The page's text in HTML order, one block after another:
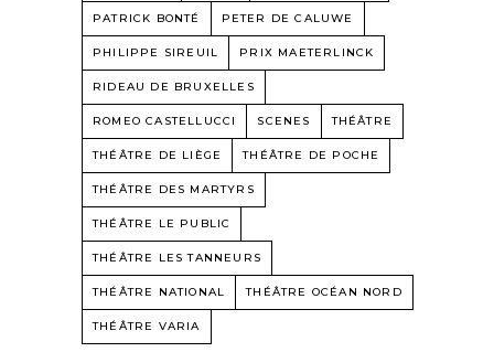
PATRICK BONTÉ PETER DE CALUWE
PHILIPPE SIREUIL PRIX MAETERLINCK
RIDEAU DE BRUXELLES
ROMEO CASTELLUCCI SCENES THÉÂTRE
THÉÂTRE DE LIÈGE THÉÂTRE DE POCHE
THÉÂTRE DES MARTYRS
THÉÂTRE LE PUBLIC
THÉÂTRE LES TANNEURS
THÉÂTRE NATIONAL THÉÂTRE OCÉAN NORD
THÉÂTRE VARIA